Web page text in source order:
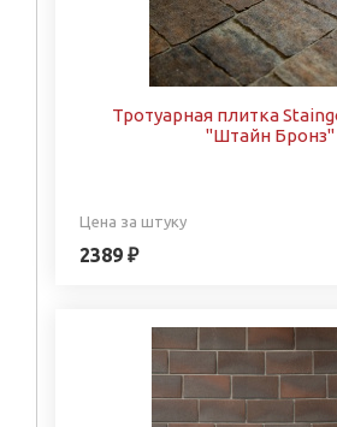
Тротуарная плитка
"Штайн Бронз"
Цена за штуку
2389 ₽